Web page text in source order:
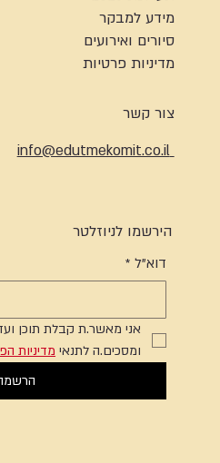
מידע למבקר
סיורים ואירועים
מדיניות פרטיות
צור קשר
info@edutmekomit.co.il
הירשמו לניוזלטר
דוא"ל *
ומסכים.ה לתנאי מדיניות